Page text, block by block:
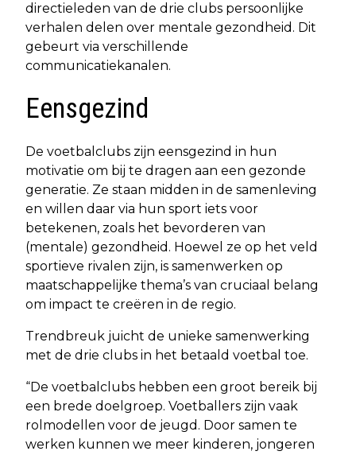
directieleden van de drie clubs persoonlijke
verhalen delen over mentale gezondheid. Dit
gebeurt via verschillende
communicatiekanalen.
Eensgezind
De voetbalclubs zijn eensgezind in hun
motivatie om bij te dragen aan een gezonde
generatie. Ze staan midden in de samenleving
en willen daar via hun sport iets voor
betekenen, zoals het bevorderen van
(mentale) gezondheid. Hoewel ze op het veld
sportieve rivalen zijn, is samenwerken op
maatschappelijke thema’s van cruciaal belang
om impact te creëren in de regio.
Trendbreuk juicht de unieke samenwerking
met de drie clubs in het betaald voetbal toe.
“De voetbalclubs hebben een groot bereik bij
een brede doelgroep. Voetballers zijn vaak
rolmodellen voor de jeugd. Door samen te
werken kunnen we meer kinderen, jongeren